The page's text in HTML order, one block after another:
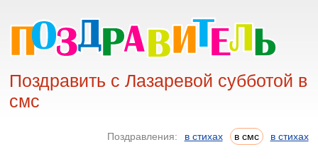
Поздравить с Лазаревой субботой в
смс
Поздравления: в стихах в смс в стихах